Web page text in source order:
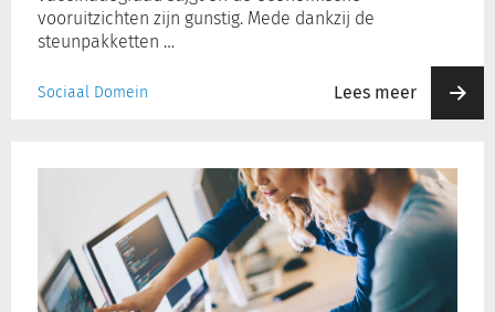
vooruitzichten zijn gunstig. Mede dankzij de
steunpakketten …
Sociaal Domein Lees meer
blijft
nodig
gemeentelijke
neemt
toe